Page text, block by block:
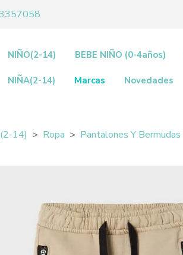
NIÑO(2-14) BEBE NIÑO (0-4años)
NIÑA(2-14) Marcas Novedades
14) Ropa Pantalones Y Bermudas